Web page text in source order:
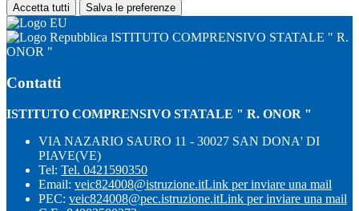
Accetta tutti Salva le preferenze
ISTITUTO COMPRENSIVO STATALE " R.
ONOR "
Contatti
ISTITUTO COMPRENSIVO STATALE " R. ONOR "
VIA NAZARIO SAURO 11 - 30027 SAN DONA' DI
PIAVE(VE)
Tel: Tel. 0421590350
Email: veic824008@istruzione.itLink per inviare una mail
PEC: veic824008@pec.istruzione.itLink per inviare una mail